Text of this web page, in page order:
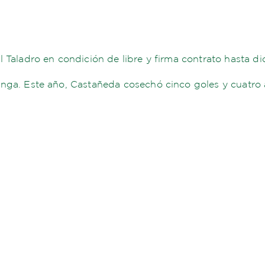
Taladro en condición de libre y firma contrato hasta
Este año, Castañeda cosechó cinco goles y